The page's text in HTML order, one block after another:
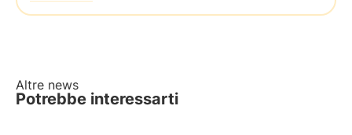
Altre news
Potrebbe interessarti